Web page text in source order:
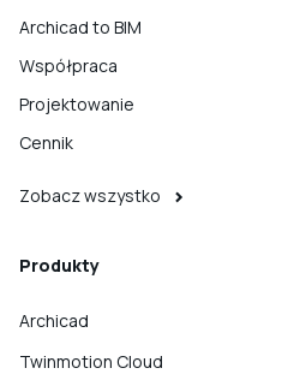
Archicad to BIM
Współpraca
Projektowanie
Cennik
Zobacz wszystko
Produkty
Archicad
Twinmotion Cloud